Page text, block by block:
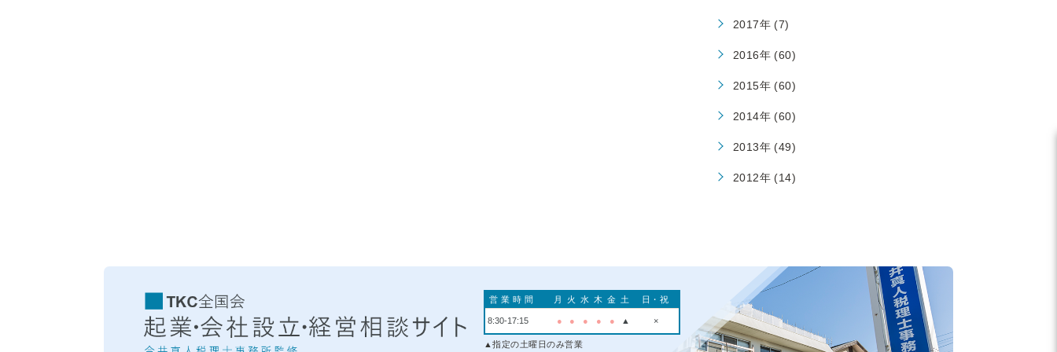
2017年 (7)
2016年 (60)
2015年 (60)
2014年 (60)
2013年 (49)
2012年 (14)
営業時間 月 火 水 木 金 土 日・祝
8:30-17:15 ● ● ● ● ● ▲ ×
▲指定の土曜日のみ営業